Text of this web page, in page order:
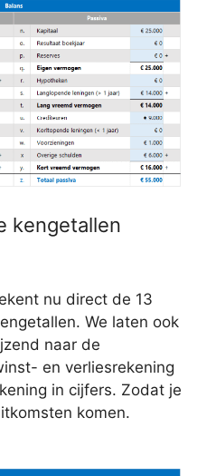
kengetallen
nu direct de 13
We laten ook
naar de
en verliesrekening
in cijfers. Zodat je
komen.